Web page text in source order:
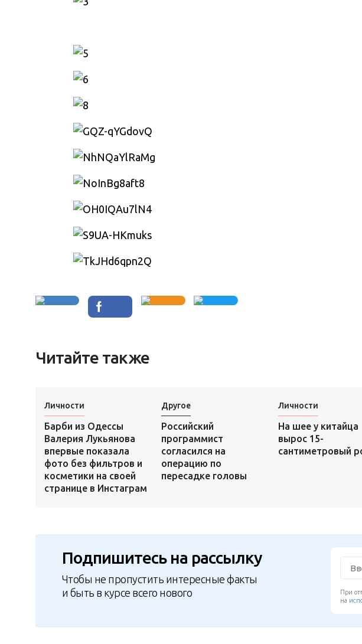
Читайте также
Личности
Барби из Одессы
Валерия Лукьянова
впервые показала
фото без фильтров и
косметики на своей
странице в Инстаграм
Другое
Российский
программист
согласился на
операцию по
пересадке головы
Личности
На шее у китайца
вырос 15-
сантиметровый
Подпишитесь на рассылку
Чтобы не пропустить интересные факты
и быть в курсе всего нового
При
на